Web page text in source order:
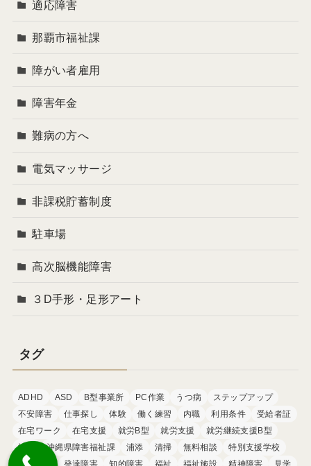
適応障害
那覇市福祉課
障がい者雇用
障害年金
難病の方へ
電気マッサージ
非課税貯蓄制度
駐車場
高次脳機能障害
３D手形・足形アート
タグ
ADHD ASD B型事業所 PC作業 うつ病
ステップアップ
不安障害
仕事探し 体験 働く練習 内職 利用条件
受給者証
在宅ワーク
在宅支援 就労B型 就労支援
就労継続支援B型
沖縄
沖縄県障害福祉課 浦添 清掃 無料相談
特別支援学校
申請方法
発達障害 知的障害 福祉 福祉施設 精神障害 見学